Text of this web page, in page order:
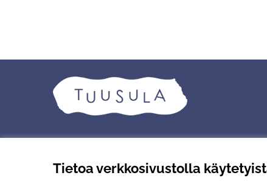
Tietoa verkkosivustolla